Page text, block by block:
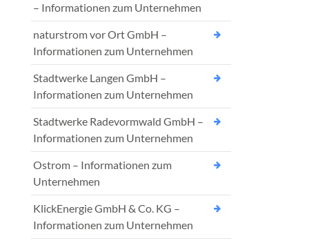
– Informationen zum Unternehmen
naturstrom vor Ort GmbH –
Informationen zum Unternehmen
Stadtwerke Langen GmbH –
Informationen zum Unternehmen
Stadtwerke Radevormwald GmbH –
Informationen zum Unternehmen
Ostrom – Informationen zum
Unternehmen
KlickEnergie GmbH & Co. KG –
Informationen zum Unternehmen